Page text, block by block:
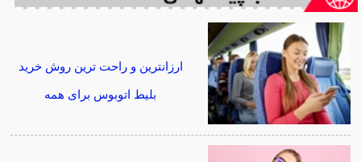
ارزانترین و راحت ترین روش خرید
بلیط اتوبوس برای همه